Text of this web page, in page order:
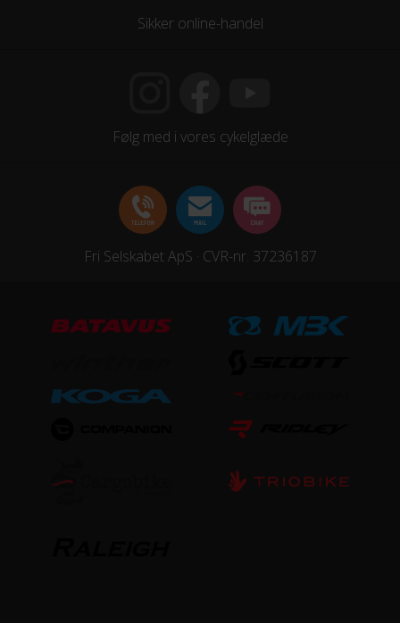
Ramme
Stelmateriale
Lav indstigning
Sikker online-handel
Følg med i vores cykelglæde
Fri Selskabet ApS · CVR-nr. 37236187